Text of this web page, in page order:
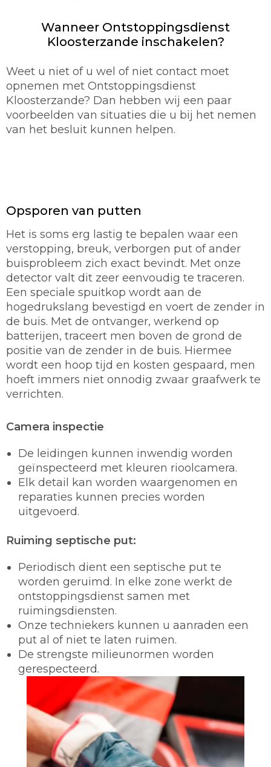
Wanneer Ontstoppingsdienst
Kloosterzande inschakelen?
Weet u niet of u wel of niet contact moet
opnemen met Ontstoppingsdienst
Kloosterzande? Dan hebben wij een paar
voorbeelden van situaties die u bij het nemen
van het besluit kunnen helpen.
Opsporen van putten
Het is soms erg lastig te bepalen waar een
verstopping, breuk, verborgen put of ander
buisprobleem zich exact bevindt. Met onze
detector valt dit zeer eenvoudig te traceren.
Een speciale spuitkop wordt aan de
hogedrukslang bevestigd en voert de zender in
de buis. Met de ontvanger, werkend op
batterijen, traceert men boven de grond de
positie van de zender in de buis. Hiermee
wordt een hoop tijd en kosten gespaard, men
hoeft immers niet onnodig zwaar graafwerk te
verrichten.
Camera inspectie
De leidingen kunnen inwendig worden
geïnspecteerd met kleuren rioolcamera.
Elk detail kan worden waargenomen en
reparaties kunnen precies worden
uitgevoerd.
Ruiming septische put:
Periodisch dient een septische put te
worden geruimd. In elke zone werkt de
ontstoppingsdienst samen met
ruimingsdiensten.
Onze techniekers kunnen u aanraden een
put al of niet te laten ruimen.
De strengste milieunormen worden
gerespecteerd.